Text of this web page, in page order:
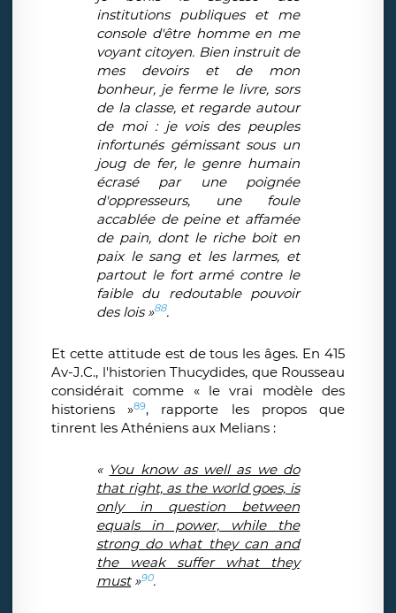
institutions publiques et me
console d'être homme en me
voyant citoyen. Bien instruit de
mes devoirs et de mon
bonheur, je ferme le livre, sors
de la classe, et regarde autour
de moi : je vois des peuples
infortunés gémissant sous un
joug de fer, le genre humain
écrasé par une poignée
d'oppresseurs, une foule
accablée de peine et affamée
de pain, dont le riche boit en
paix le sang et les larmes, et
partout le fort armé contre le
faible du redoutable pouvoir
des lois »88.
Et cette attitude est de tous les âges. En 415
Av-J.C., l'historien Thucydides, que Rousseau
considérait comme « le vrai modèle des
historiens »89, rapporte les propos que
tinrent les Athéniens aux Melians :
« You know as well as we do
that right, as the world goes, is
only in question between
equals in power, while the
strong do what they can and
the weak suffer what they
must»90.